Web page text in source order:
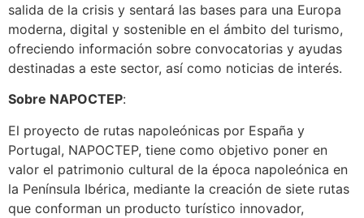
salida de la crisis y sentará las bases para una Europa
moderna, digital y sostenible en el ámbito del turismo,
ofreciendo información sobre convocatorias y ayudas
destinadas a este sector, así como noticias de interés.
Sobre NAPOCTEP:
El proyecto de rutas napoleónicas por España y
Portugal, NAPOCTEP, tiene como objetivo poner en
valor el patrimonio cultural de la época napoleónica en
la Península Ibérica, mediante la creación de siete rutas
que conforman un producto turístico innovador,